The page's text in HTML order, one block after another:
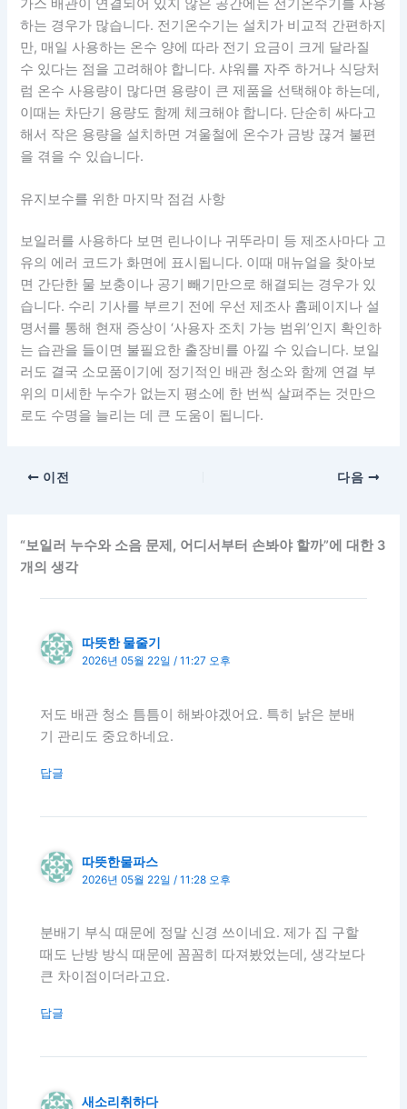
가스 배관이 연결되어 있지 않은 공간에는 전기온수기를 사용
하는 경우가 많습니다. 전기온수기는 설치가 비교적 간편하지
만, 매일 사용하는 온수 양에 따라 전기 요금이 크게 달라질
수 있다는 점을 고려해야 합니다. 샤워를 자주 하거나 식당처
럼 온수 사용량이 많다면 용량이 큰 제품을 선택해야 하는데,
이때는 차단기 용량도 함께 체크해야 합니다. 단순히 싸다고
해서 작은 용량을 설치하면 겨울철에 온수가 금방 끊겨 불편
을 겪을 수 있습니다.
유지보수를 위한 마지막 점검 사항
보일러를 사용하다 보면 린나이나 귀뚜라미 등 제조사마다 고
유의 에러 코드가 화면에 표시됩니다. 이때 매뉴얼을 찾아보
면 간단한 물 보충이나 공기 빼기만으로 해결되는 경우가 있
습니다. 수리 기사를 부르기 전에 우선 제조사 홈페이지나 설
명서를 통해 현재 증상이 ‘사용자 조치 가능 범위’인지 확인하
는 습관을 들이면 불필요한 출장비를 아낄 수 있습니다. 보일
러도 결국 소모품이기에 정기적인 배관 청소와 함께 연결 부
위의 미세한 누수가 없는지 평소에 한 번씩 살펴주는 것만으
로도 수명을 늘리는 데 큰 도움이 됩니다.
이전 다음
“보일러 누수와 소음 문제, 어디서부터 손봐야 할까”에 대한 3
개의 생각
따뜻한 물줄기
2026년 05월 22일 / 11:27 오후
저도 배관 청소 틈틈이 해봐야겠어요. 특히 낡은 분배
기 관리도 중요하네요.
답글
따뜻한물파스
2026년 05월 22일 / 11:28 오후
분배기 부식 때문에 정말 신경 쓰이네요. 제가 집 구할
때도 난방 방식 때문에 꼼꼼히 따져봤었는데, 생각보다
큰 차이점이더라고요.
답글
새소리취하다